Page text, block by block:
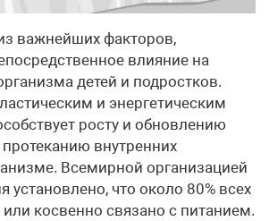
важнейших факторов,
влияние на
детей и подростков.
и энергетическим
росту и обновлению
протеканию внутренних
Всемирной организацией
установлено, что около 80% всех
косвенно связано с питанием.